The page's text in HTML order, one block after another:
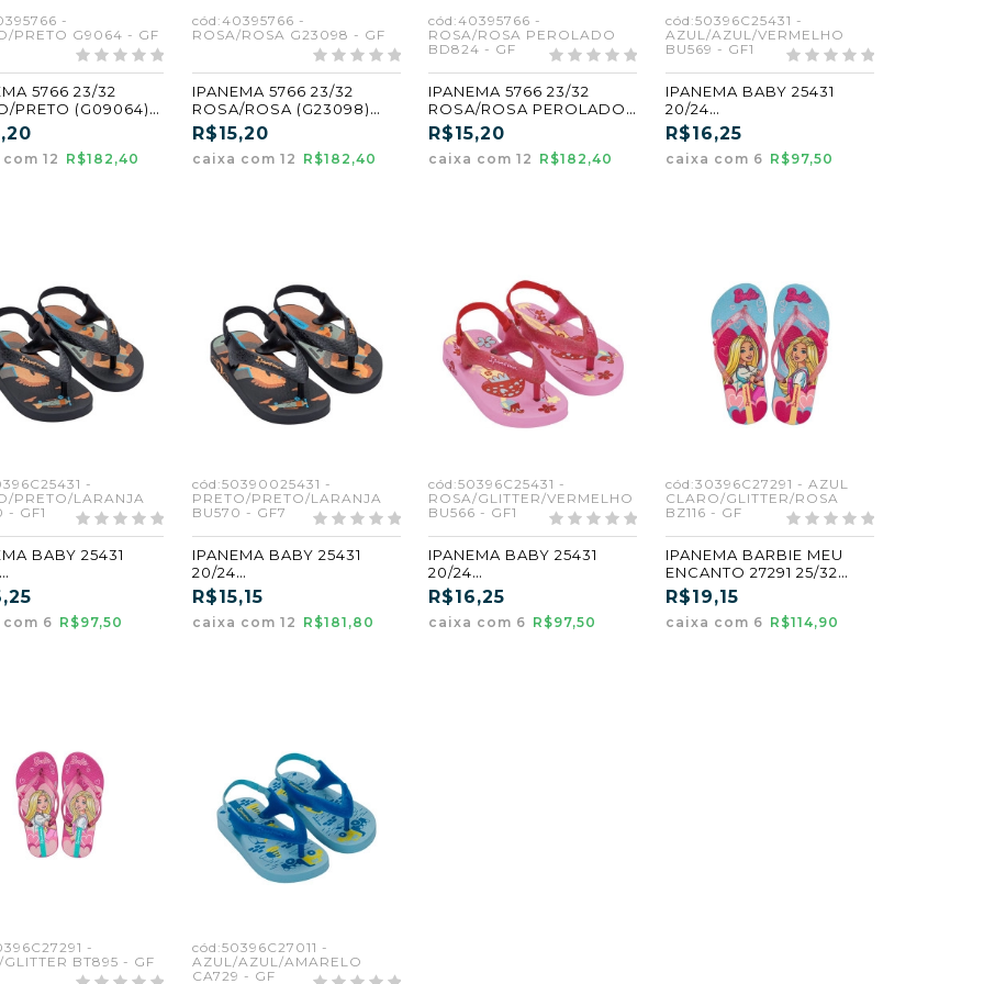
-
PRETO G9064 - GF
5766 23/32
PRETO (G09064)
12 R$182,40
cód:40395766 -
ROSA/ROSA G23098 - GF
IPANEMA 5766 23/32
ROSA/ROSA (G23098)
(GF)
R$15,20
caixa com 12 R$182,40
cód:40395766 -
ROSA/ROSA PEROLADO
BD824 - GF
IPANEMA 5766 23/32
ROSA/ROSA PEROLADO
(BD824) (GF)
R$15,20
caixa com 12 R$182,40
cód:50396C25431 -
AZUL/AZUL/VERMELHO
BU569 - GF1
IPANEMA BABY 25431
20/24
AZUL/AZUL/VERMELHO
(BU566) (GF1) (CX6)
R$16,25
caixa com 6 R$97,50
-
PRETO/LARANJA
- GF1
BABY 25431
PRETO/LARANJA
(GF1) (CX6)
6 R$97,50
cód:50390025431 -
PRETO/PRETO/LARANJA
BU570 - GF7
IPANEMA BABY 25431
20/24
PRETO/PRETO/LARANJA
(BU570) (GF7)
R$15,15
caixa com 12 R$181,80
cód:50396C25431 -
ROSA/GLITTER/VERMELHO
BU566 - GF1
IPANEMA BABY 25431
20/24
ROSA/GLITTER/VERMELH
O (BU566) (GF1) (CX6)
R$16,25
caixa com 6 R$97,50
cód:30396C27291 - AZUL
CLARO/GLITTER/ROSA
BZ116 - GF
IPANEMA BARBIE MEU
ENCANTO 27291 25/32
AZUL
CLARO/GLITER/ROSA
(BZ116) (GF) (CX6)
R$19,15
caixa com 6 R$114,90
-
GLITTER BT895 - GF
cód:50396C27011 -
AZUL/AZUL/AMARELO
CA729 - GF